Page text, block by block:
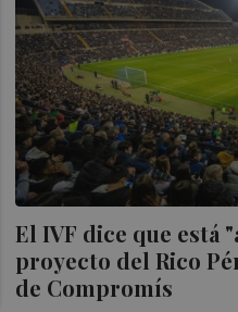
El IVF dice que está
proyecto del Rico
de Compromís